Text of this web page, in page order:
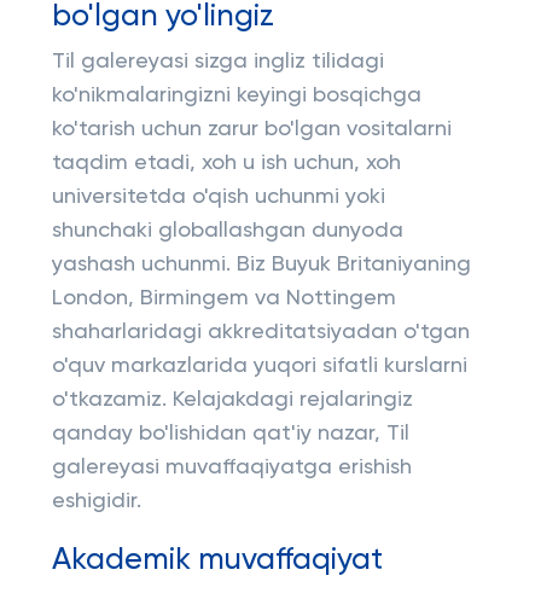
bo'lgan yo'lingiz
Til galereyasi sizga ingliz tilidagi
ko'nikmalaringizni keyingi bosqichga
ko'tarish uchun zarur bo'lgan vositalarni
taqdim etadi, xoh u ish uchun, xoh
universitetda o'qish uchunmi yoki
shunchaki globallashgan dunyoda
yashash uchunmi. Biz Buyuk Britaniyaning
London, Birmingem va Nottingem
shaharlaridagi akkreditatsiyadan o'tgan
o'quv markazlarida yuqori sifatli kurslarni
o'tkazamiz. Kelajakdagi rejalaringiz
qanday bo'lishidan qat'iy nazar, Til
galereyasi muvaffaqiyatga erishish
eshigidir.
Akademik muvaffaqiyat